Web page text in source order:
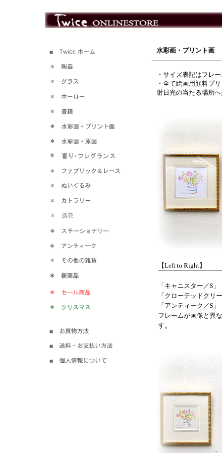
水彩画・プリント画
・サイズ表記はフレ
・ 全て絵画用顔料プ
射日光の当たる場所
【Left to Right】
「キャニスター／S」
「クローテッドクリ
「アンティーク／S」
フレームが画像と異
す 。